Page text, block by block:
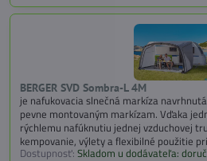
BERGER SVD Sombra-L 4M
je nafukovacia slnečná markíza
pevne montovaným markízam. Vďaka
rýchlemu nafúknutiu jednej vzduchovej
kempovanie, výlety a flexibilné použitie
Dostupnosť: Skladom u dodávateľa: